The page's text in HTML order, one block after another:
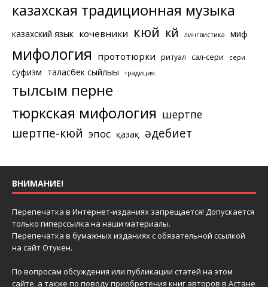
казахская традиционная музыка
казахский язык кочевники кюй күй лингвистика миф
мифология прототюрки ритуал сал-сери сери
суфизм таласбек сыйлығы традиция.
тылсым перне
тюркская мифология шертпе
шертпе-кюй эпос қазақ әдебиет
ВНИМАНИЕ!
Перепечатка в Интернет-изданиях запрещается! Допускается
только гиперссылка на наши материалы.
Перепечатка в бумажных изданиях с обязательной ссылкой
на сайт Отукен.
По вопросам обсуждения или публикации статей на этом
сайте, а также по поводу приобретения книг авторов в Астане